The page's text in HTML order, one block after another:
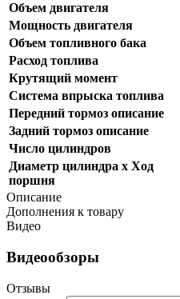
Объем двигателя
Мощность двигателя
Объем топливного бака
Расход топлива
Крутящий момент
Система впрыска топлива
Передний тормоз описание
Задний тормоз описание
Число цилиндров
Диаметр цилиндра x Ход
поршня
Описание
Дополнения к товару
Видео
Видеообзоры
Отзывы